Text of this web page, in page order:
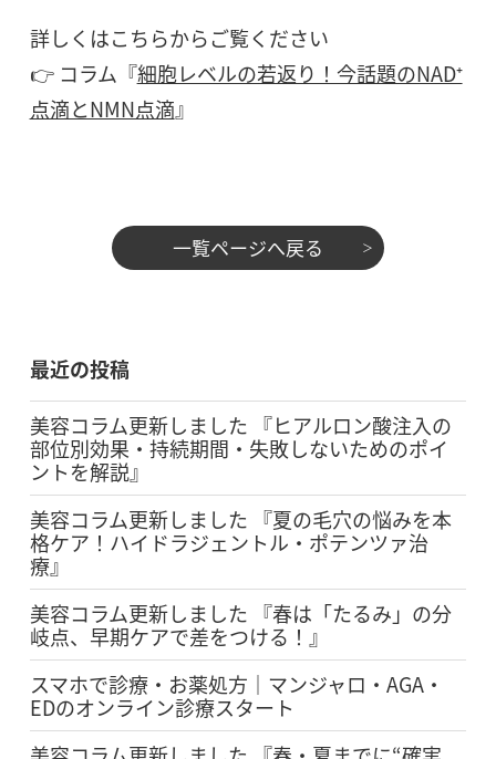
詳しくはこちらからご覧ください
👉 コラム『細胞レベルの若返り！今話題のNAD⁺
点滴とNMN点滴』
一覧ページへ戻る
最近の投稿
美容コラム更新しました 『ヒアルロン酸注入の
部位別効果・持続期間・失敗しないためのポイ
ントを解説』
美容コラム更新しました 『夏の毛穴の悩みを本
格ケア！ハイドラジェントル・ポテンツァ治
療』
美容コラム更新しました 『春は「たるみ」の分
岐点、早期ケアで差をつける！』
スマホで診療・お薬処方｜マンジャロ・AGA・
EDのオンライン診療スタート